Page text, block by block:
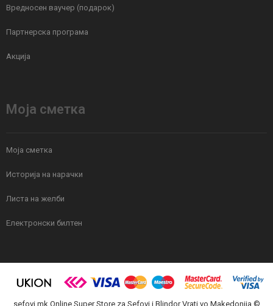
Вредносен ваучер (подарок)
Партнерска програма
Акција
Моја сметка
Моја сметка
Историја на нарачки
Листа на желби
Електронски билтен
sefovi.mk Online Super Store za Sefovi i Blindor Vrati vo Makedonija ©